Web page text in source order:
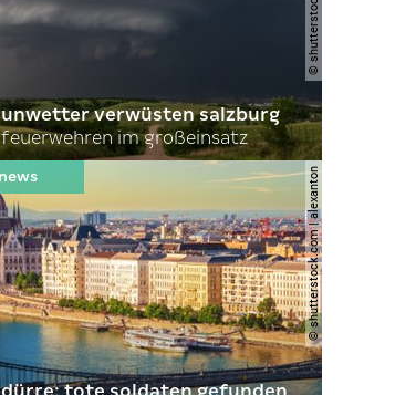
unwetter verwüsten salzburg
feuerwehren im großeinsatz
© shutterstock.com | alexanton